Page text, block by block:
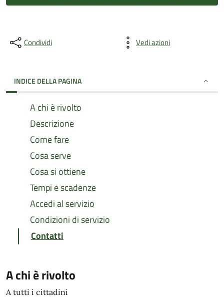
Condividi Vedi azioni
INDICE DELLA PAGINA
A chi è rivolto
Descrizione
Come fare
Cosa serve
Cosa si ottiene
Tempi e scadenze
Accedi al servizio
Condizioni di servizio
Contatti
A chi è rivolto
A tutti i cittadini